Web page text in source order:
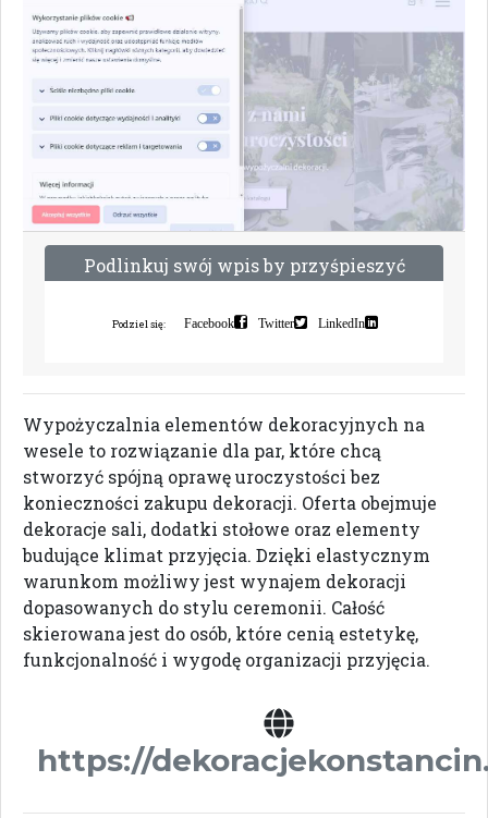
Podlinkuj swój wpisby przyśpieszyć
Podziel się: Facebook Twitter LinkedIn
Wypożyczalnia elementów dekoracyjnych na
wesele to rozwiązanie dla par, które chcą
stworzyć spójną oprawę uroczystości bez
konieczności zakupu dekoracji. Oferta obejmuje
dekoracje sali, dodatki stołowe oraz elementy
budujące klimat przyjęcia. Dzięki elastycznym
warunkom możliwy jest wynajem dekoracji
dopasowanych do stylu ceremonii. Całość
skierowana jest do osób, które cenią estetykę,
funkcjonalność i wygodę organizacji przyjęcia.
https://